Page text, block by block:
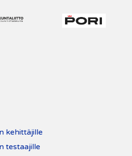
kehittäjille
testaajille